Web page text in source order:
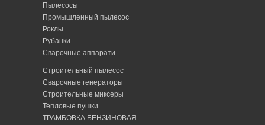
Пылесосы
Промышленный пылесос
Роклы
Рубанки
Сварочные аппарати
Строительный пылесос
Сварочные генераторы
Строительные миксеры
Тепловые пушки
ТРАМБОВКА БЕНЗИНОВАЯ